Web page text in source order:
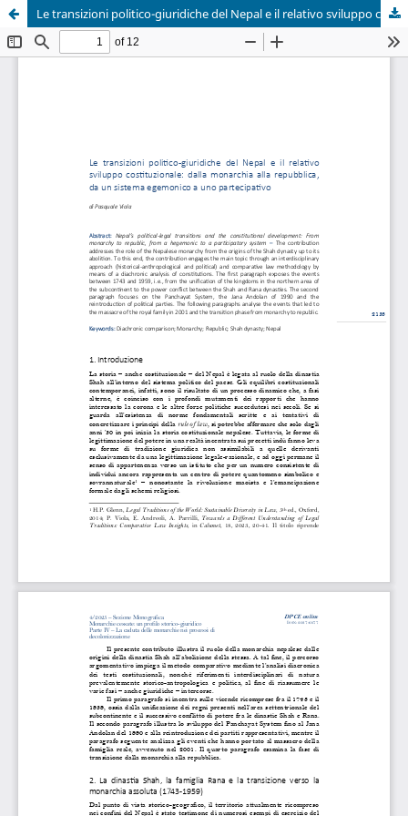
Le transizioni politico-giuridiche del Nepal e il relativo sviluppo costituzionale: dalla monarchia alla repubblica, da un sistema egemonico a uno partecipativo